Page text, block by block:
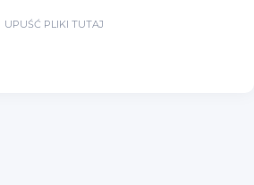
UPUŚĆ PLIKI TUTAJ